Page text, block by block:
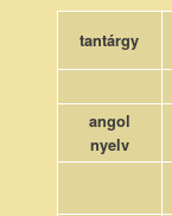
tantárgy
angol
nyelv